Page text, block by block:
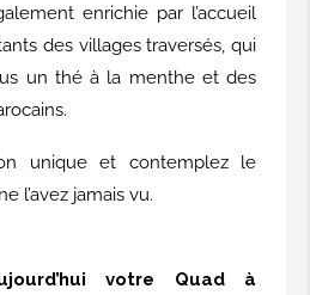
enrichie par l’accueil
des villages traversés, qui
un thé à la menthe et des
unique et contemplez le
l’avez jamais vu.
votre Quad à